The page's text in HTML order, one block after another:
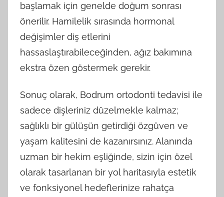
başlamak için genelde doğum sonrası
önerilir. Hamilelik sırasında hormonal
değişimler diş etlerini
hassaslaştırabileceğinden, ağız bakımına
ekstra özen göstermek gerekir.
Sonuç olarak, Bodrum ortodonti tedavisi ile
sadece dişleriniz düzelmekle kalmaz;
sağlıklı bir gülüşün getirdiği özgüven ve
yaşam kalitesini de kazanırsınız. Alanında
uzman bir hekim eşliğinde, sizin için özel
olarak tasarlanan bir yol haritasıyla estetik
ve fonksiyonel hedeflerinize rahatça